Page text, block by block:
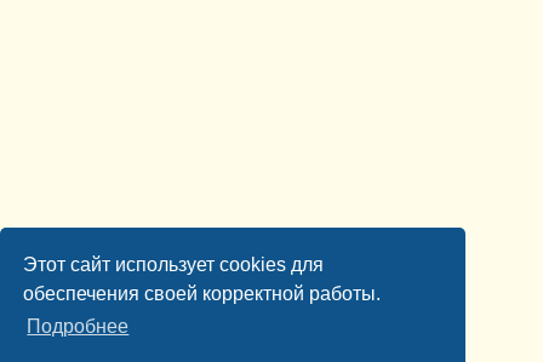
Этот сайт использует cookies для
обеспечения своей корректной работы.
Подробнее